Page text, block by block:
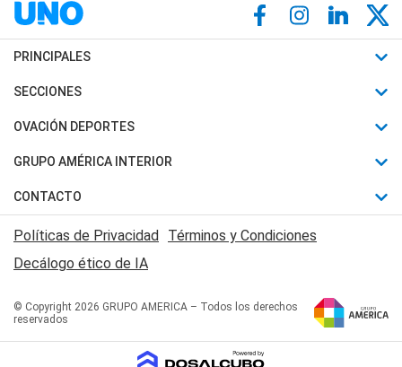
PRINCIPALES
Últimas Noticias
Política
Judiciales
Economia
SECCIONES
Horóscopo
Motores
Trucos caseros
Series y Películas
Edictos y Solicitadas
OVACIÓN DEPORTES
Fútbol
Mundial
Automovilismo
Rugby
Básquet
GRUPO AMÉRICA INTERIOR
Canal 7 en Vivo
San Juan 8
CONTACTO
Acerca de Nosotros
Contactanos
Políticas de Privacidad Términos y Condiciones
Decálogo ético de IA
© Copyright 2026 GRUPO AMERICA – Todos los derechos
reservados